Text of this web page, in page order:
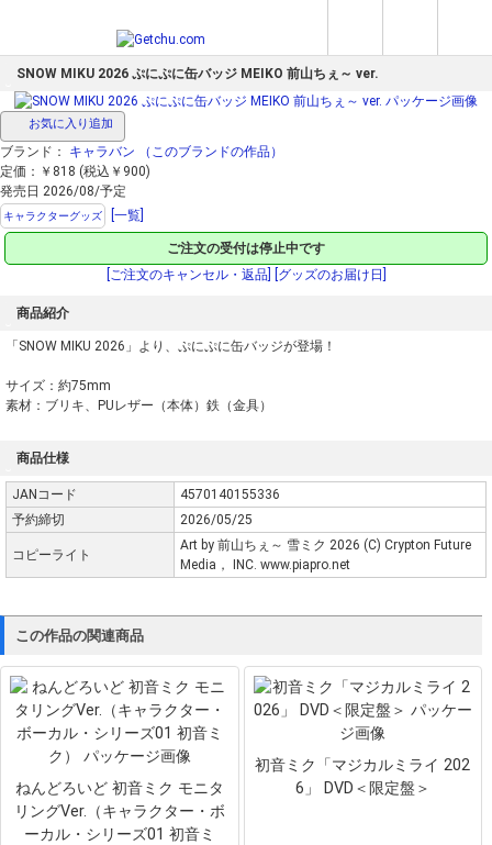
SNOW MIKU 2026 ぷにぷに缶バッジ MEIKO 前山ちぇ～ ver.
お気に入り追加
ブランド： キャラバン
（このブランドの作品）
定価：￥818 (税込￥900)
発売日 2026/08/予定
キャラクターグッズ [一覧]
ご注文の受付は停止中です
[ご注文のキャンセル・返品]
[グッズのお届け日]
商品紹介
「SNOW MIKU 2026」より、ぷにぷに缶バッジが登場！
サイズ：約75mm
素材：ブリキ、PUレザー（本体）鉄（金具）
商品仕様
JANコード
4570140155336
予約締切
2026/05/25
コピーライト
Art by 前山ちぇ～ 雪ミク 2026 (C) Crypton Future
Media， INC. www.piapro.net
この作品の関連商品
ねんどろいど 初音ミク モニタ
リングVer.（キャラクター・ボ
ーカル・シリーズ01 初音ミ
初音ミク「マジカルミライ 202
6」 DVD＜限定盤＞